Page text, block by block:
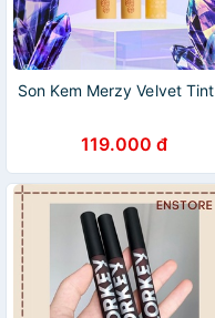
Son Kem Merzy Velvet Tint
119.000 đ